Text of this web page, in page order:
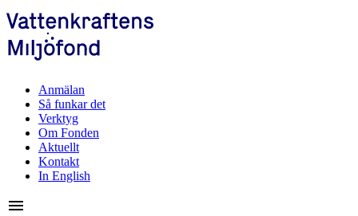
Anmälan
Så funkar det
Verktyg
Om Fonden
Aktuellt
Kontakt
In English
menu